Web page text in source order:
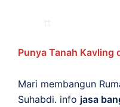
Punya Tanah Kavling
Mari membangun
Suhabdi. info jasa